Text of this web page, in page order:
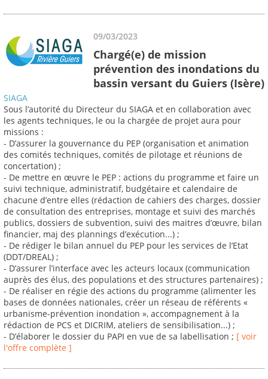
09/03/2023
Chargé(e) de mission
prévention des inondations du
bassin versant du Guiers (Isère)
SIAGA
Sous l’autorité du Directeur du SIAGA et en collaboration avec
les agents techniques, le ou la chargée de projet aura pour
missions :
- D’assurer la gouvernance du PEP (organisation et animation
des comités techniques, comités de pilotage et réunions de
concertation) ;
- De mettre en œuvre le PEP : actions du programme et faire un
suivi technique, administratif, budgétaire et calendaire de
chacune d’entre elles (rédaction de cahiers des charges, dossier
de consultation des entreprises, montage et suivi des marchés
publics, dossiers de subvention, suivi des maitres d’œuvre, bilan
financier, maj des plannings d’exécution...) ;
- De rédiger le bilan annuel du PEP pour les services de l’Etat
(DDT/DREAL) ;
- D’assurer l’interface avec les acteurs locaux (communication
auprès des élus, des populations et des structures partenaires) ;
- De réaliser en régie des actions du programme (alimenter les
bases de données nationales, créer un réseau de référents «
urbanisme-prévention inondation », accompagnement à la
rédaction de PCS et DICRIM, ateliers de sensibilisation...) ;
- D’élaborer le dossier du PAPI en vue de sa labellisation ; [ voir
l'offre complète ]